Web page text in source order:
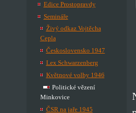
Edice Prostopravdy
Semináře
Živý odkaz Vojtěcha
Cepla
Československo 1947
Lex Schwarzenberg
Květnové volby 1946
Politické vězení
Minkovice
ČSR na jaře 1945